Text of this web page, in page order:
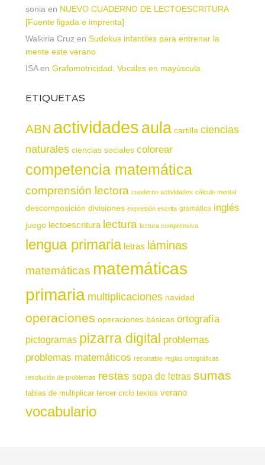
sonia en NUEVO CUADERNO DE LECTOESCRITURA
[Fuente ligada e imprenta]
Walkiria Cruz en Sudokus infantiles para entrenar la
mente este verano
ISAen Grafomotricidad. Vocales en mayúscula
ETIQUETAS
ABN actividadesaula cartilla ciencias
naturales ciencias sociales colorear
competencia matemática
comprensión lectora cuaderno actividades cálculo mental
descomposición divisiones expresión escrita gramática inglés
juego lectoescritura lectura lectura comprensiva
lengua primaria letras láminas
matemáticas matemáticas
primaria multiplicaciones navidad
operaciones operaciones básicas ortografía
pictogramas pizarra digital problemas
problemas matemáticos recortable reglas ortográficas
resolución de problemas restas sopa de letras sumas
tablas de multiplicar tercer ciclo textos verano
vocabulario